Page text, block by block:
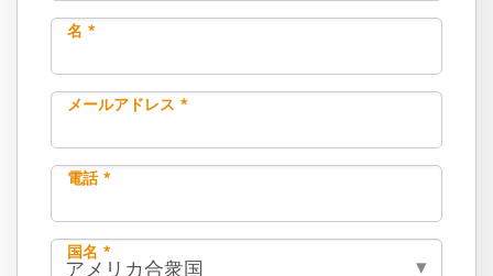
名 *
メールアドレス *
電話 *
国名 *